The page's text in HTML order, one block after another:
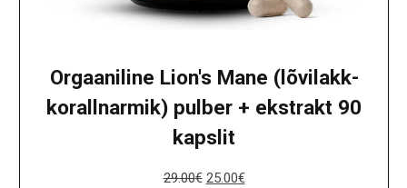
Orgaaniline Lion's Mane (lõvilakk-
korallnarmik) pulber + ekstrakt 90
kapslit
29.00€ 25.00€